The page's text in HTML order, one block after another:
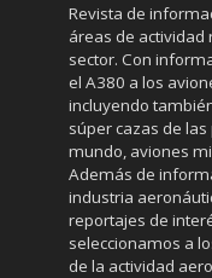
Revista de
áreas de actividad
sector. Con
el A380 a los
incluyendo
súper cazas de
mundo, aviones
Además de
industria
reportajes de
seleccionamos a
de la actividad